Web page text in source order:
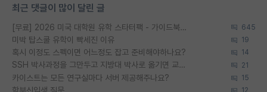
최근 댓글이 많이 달린 글
[무료] 2026 미국 대학원 유학 스타터팩 - 가이드북 & 합격자 컨택메일 템플릿 645
미박 탑스쿨 유학이 빡세진 이유 19
혹시 이정도 스펙이면 어느정도 잡고 준비해야하나요? 14
SSH 박사과정을 그만두고 지방대 박사로 옮기면 교수의 꿈은 끝일까요? 21
카이스트는 모든 연구실마다 서버 제공해주나요? 15